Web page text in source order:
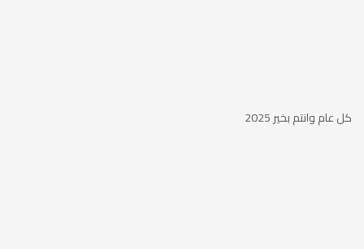
كل عام وانتم بخير 2025